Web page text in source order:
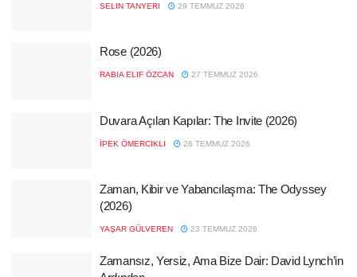
SELIN TANYERI 29 TEMMUZ 2026
Rose (2026)
RABIA ELIF ÖZCAN 27 TEMMUZ 2026
Duvara Açılan Kapılar: The Invite (2026)
İPEK ÖMERCIKLI 26 TEMMUZ 2026
Zaman, Kibir ve Yabancılaşma: The Odyssey
(2026)
YAŞAR GÜLVEREN 23 TEMMUZ 2026
Zamansız, Yersiz, Ama Bize Dair: David Lynch’in